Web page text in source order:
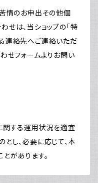
情のお申出その他個
は、当ショップの「特
連絡先へご連絡いただ
せフォームよりお問い
関する運用状況を適宜
し、必要に応じて、本
があります。